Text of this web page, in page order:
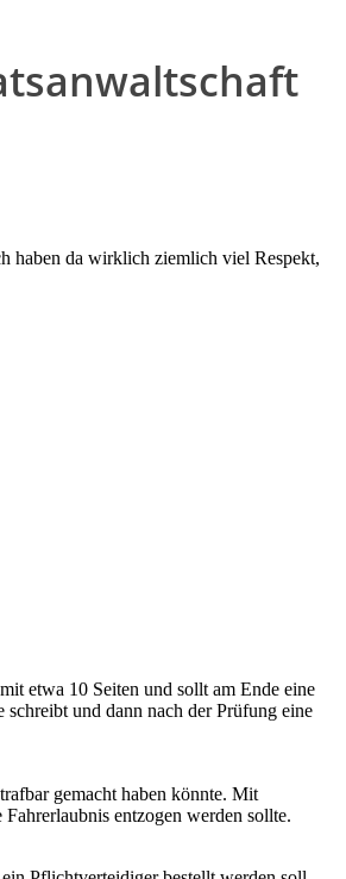
haben da wirklich ziemlich viel Respekt,
etwa 10 Seiten und sollt am Ende eine
und dann nach der Prüfung eine
gemacht haben könnte. Mit
entzogen werden sollte.